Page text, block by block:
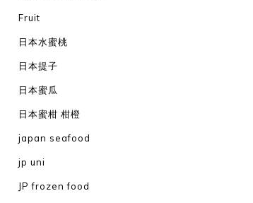
Fruit
日本水蜜桃
日本提子
日本蜜瓜
日本蜜柑 柑橙
japan seafood
jp uni
JP frozen food